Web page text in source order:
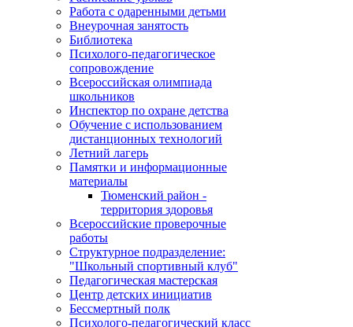
Работа с одаренными детьми
Внеурочная занятость
Библиотека
Психолого-педагогическое
сопровождение
Всероссийская олимпиада
школьников
Инспектор по охране детства
Обучение с использованием
дистанционных технологий
Летний лагерь
Памятки и информационные
материалы
Тюменский район -
территория здоровья
Всероссийские проверочные
работы
Структурное подразделение:
"Школьный спортивный клуб"
Педагогическая мастерская
Центр детских инициатив
Бессмертный полк
Психолого-педагогический класс